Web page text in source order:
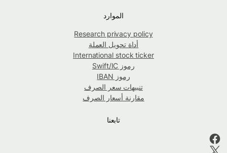
الموارد
Research privacy policy
أداة تحويل العملة
International stock ticker
رموز Swift/IC
رموز IBAN
تنبيهات سعر الصرف
مقارنة أسعار الصرف
تابعنا